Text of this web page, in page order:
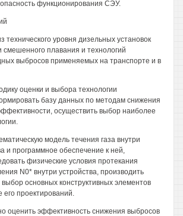
функционирования СЭУ.
технического уровня дизельных установок
смешенного плавания и технологий
выбросов применяемых на транспорте и в
оценки и выбора технологии
базу данных по методам снижения
осуществить выбор наиболее
модель течения газа внутри
и программное обеспечение к ней,
физические условия протекания
N0* внутри устройства, производить
основных конструктивных элементов
его проектирований.
оценить эффективность снижения выбросов